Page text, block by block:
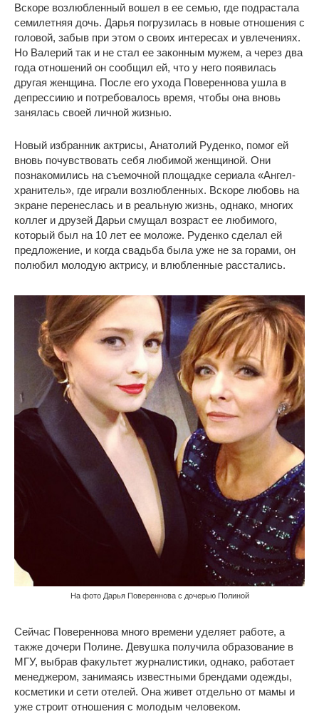
Вскоре возлюбленный вошел в ее семью, где подрастала
семилетняя дочь. Дарья погрузилась в новые отношения с
головой, забыв при этом о своих интересах и увлечениях.
Но Валерий так и не стал ее законным мужем, а через два
года отношений он сообщил ей, что у него появилась
другая женщина. После его ухода Повереннова ушла в
депрессиию и потребовалось время, чтобы она вновь
занялась своей личной жизнью.
Новый избранник актрисы, Анатолий Руденко, помог ей
вновь почувствовать себя любимой женщиной. Они
познакомились на съемочной площадке сериала «Ангел-
хранитель», где играли возлюбленных. Вскоре любовь на
экране перенеслась и в реальную жизнь, однако, многих
коллег и друзей Дарьи смущал возраст ее любимого,
который был на 10 лет ее моложе. Руденко сделал ей
предложение, и когда свадьба была уже не за горами, он
полюбил молодую актрису, и влюбленные расстались.
На фото Дарья Повереннова с дочерью Полиной
Сейчас Повереннова много времени уделяет работе, а
также дочери Полине. Девушка получила образование в
МГУ, выбрав факультет журналистики, однако, работает
менеджером, занимаясь известными брендами одежды,
косметики и сети отелей. Она живет отдельно от мамы и
уже строит отношения с молодым человеком.